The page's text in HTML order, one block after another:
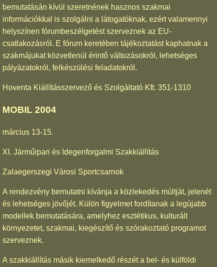
bemutatásán kívül szeretnének hasznos szakmai
információkkal is szolgálni a látogatóknak, ezért valamennyi
helyszínen fórumbeszélgetést szerveznek az EU-
csatlakozásról. E fórum keretében tájékoztatást kaphatnak a
szakmájukat közvetlenül érintő változásokról, lehetséges
pályázatokról, felkészülési feladatokról.
Hoventa Kiállításszervező és Szolgáltató Kft. 351-1310
MOBIL 2004
március 13-15.
XI. Járműipari és Idegenforgalmi Szakkiállítás
Zalaegerszegi Városi Sportcsarnok
A rendezvény bemutatni kívánja a közlekedés múltját, jelenét
és lehetséges jövőjét. Külön figyelmet fordítanak a legújabb
modellek bemutatására, amelyhez esztétikus, kulturált
környezetet, szakmai, kiegészítő és szórakoztató programot
szerveznek.
A szakkiállítás másik kiemelkedő részét a bel- és külföldi